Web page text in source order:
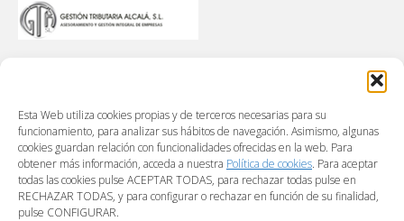
Esta Web utiliza cookies propias y de terceros necesarias para su
funcionamiento, para analizar sus hábitos de navegación. Asimismo, algunas
cookies guardan relación con funcionalidades ofrecidas en la web. Para
obtener más información, acceda a nuestra Política de cookies. Para aceptar
todas las cookies pulse ACEPTAR TODAS, para rechazar todas pulse en
RECHAZAR TODAS, y para configurar o rechazar en función de su finalidad,
pulse CONFIGURAR.